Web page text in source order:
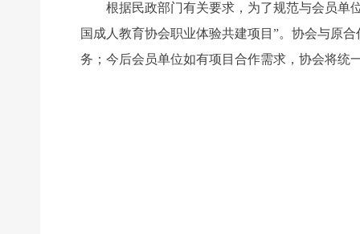
根据民政部门有关要求，为了规范与会员单位
国成人教育协会职业体验共建项目”。协会与原
务；今后会员单位如有项目合作需求，协会将统